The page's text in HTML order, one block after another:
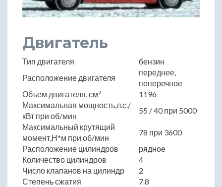
Двигатель
Тип двигателя
бензин
Расположение двигателя
переднее,
поперечное
Объем двигателя, см³
1196
Максимальная мощность,л.с./
кВт при об/мин
55 / 40 при 5000
Максимальный крутящий
момент,Н*м при об/мин
78 при 3600
Расположение цилиндров
рядное
Количество цилиндров
4
Число клапанов на цилиндр
2
Степень сжатия
7.8